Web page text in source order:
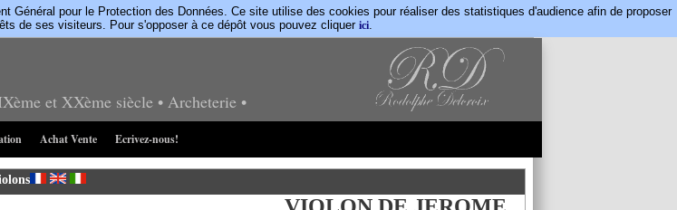
pour le Protection des Données. Ce site utilise des cookies pour réaliser des statistiques d'audience afin de proposer
de ses visiteurs. Pour s'opposer à ce dépôt vous pouvez cliquer ici.
et XXème siècle • Archeterie •
Achat Vente Ecrivez-nous!